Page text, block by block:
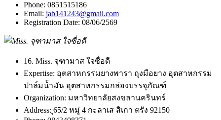
Phone: 0851515186
Email: jab141243@gmail.com
Registration Date: 08/06/2569
16. Miss. จุฑามาส ใจซื่อดี
Expertise: อุตสาหกรรมยางพารา ถุงมือยาง อุตสาหกรรม
ปาล์มน้ำมัน อุตสาหกรรมกล่องบรรจุภัณฑ์
Organization: มหาวิทยาลัยสงขลานครินทร์
Address: ุ65/2 หมู่ 4 กะลาเส สิเกา ตรัง 92150